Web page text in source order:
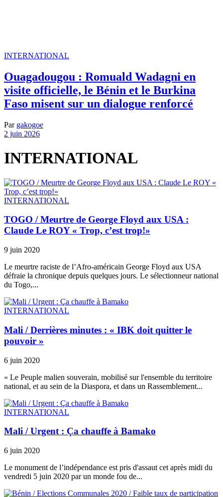
INTERNATIONAL
Ouagadougou : Romuald Wadagni en
visite officielle, le Bénin et le Burkina
Faso misent sur un dialogue renforcé
Par gakogoe
2 juin 2026
INTERNATIONAL
INTERNATIONAL
TOGO / Meurtre de George Floyd aux USA :
Claude Le ROY « Trop, c’est trop!»
9 juin 2020
Le meurtre raciste de l’Afro-américain George Floyd aux USA
défraie la chronique depuis quelques jours. Le sélectionneur national
du Togo,...
INTERNATIONAL
Mali / Derrières minutes : « IBK doit quitter le
pouvoir »
6 juin 2020
« Le Peuple malien souverain, mobilisé sur l'ensemble du territoire
national, et au sein de la Diaspora, et dans un Rassemblement...
INTERNATIONAL
Mali / Urgent : Ça chauffe à Bamako
6 juin 2020
Le monument de l’indépendance est pris d'assaut cet après midi du
vendredi 5 juin 2020 par un monde fou de...